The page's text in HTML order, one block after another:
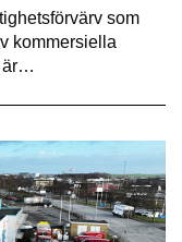
som
kommersiella
är…